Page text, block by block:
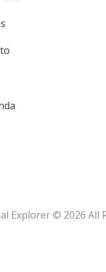
Explorer © 2026 All